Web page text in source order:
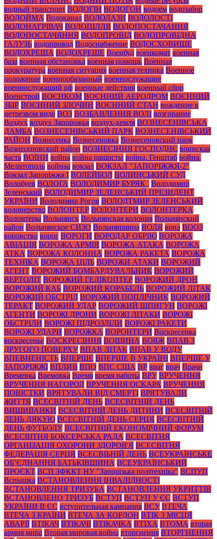
водный транспорт ВОДОГІН ВОДОГОН водоем водозабор
ВОДОЙМА Водоканал ВОДОЛАЗИ ВОДОЛОСТІ
ВОДОНАГРІВАЧ ВОДОПІЛЛЯ ВОДОПОСТАЧАННЯ
ВОДОПОСТАЧЯННЯ ВОДОПРОВІД ВОДОПРОВІДНА
ГАЛУЗЬ водопровод Водоснабжение ВОДОСХОВИЩЕ
ВОДОХРЕЩА ВОДОХРЕЩЕ Военбуд военкомат военная
база военная обстановка военная помощь Военная
прокуратура военная ситуация военная техника Военное
положение военнообязанный военнослужащие
военнослужащий рф военные действия военный сбор
Военстрой ВОЄНКОМ ВОЄННИЙ АЕРОДРОМ ВОЄННИЙ
ЗБІР ВОЄННИЙ ЗЛОЧИН ВОЄННИЙ СТАН вождение в
нетрезвом виде ВОЗ ВОЗБАВЛЕННЯ ВОЛІ возгорание
Воздух воздух Запорожья воздух-хемля ВОЗНЕСЕНІВСЬКА
ДАМБА ВОЗНЕСЕНІВСЬКИЙ ПАРК ВОЗНЕСЕНІВСЬКИЙ
РАЙОН Вознесенка Вознесеновка Вознесеновский парк
Вознесеновский район ВОЗНЕСІННЯ ГОСПОДНЄ воинская
часть ВОЇНИ война война рашисты война. Генштаб война.
Мелитополь войнаа вокзал ВОКЗАЛ "ЗАПОРІЖЖЯ-2"
Вокзал Запоріжжя І ВОЛЕЙБОЛ ВОЛИНСЬКИЙ СУД
Волобуев ВОЛОГА ВОЛОДИМИР БУРЯК_
Володимир
Зеленський ВОЛОДИМИР ЗЕЛЕНСЬКИЙ ПРЕЗИДЕНТ
УКРАЇНИ Володимир Рогов ВОЛОДТМИР ЗЕЛЕНСЬКИЙ
волонерство ВОЛОНТЕР ВОЛОНТЕРИ ВОЛОНТЕРКА
Волонтеры Вольнянск Вольнянская колония Вольнянский
район Вольнянское СИЗО Вольнянщина ВОЛЯ вона ВООЗ
воровство ворог ВОРОГИ ВОРОДАР ОБРІЮ ВОРОЖА
АВІАЦІЯ ВОРОЖА АРМІЯ ВОРОЖА АТАКА ВОРОЖА
АТКА ВОРОЖА КОЛОННА ВОРОЖА РАКЕТА ВОРОЖА
ТЕХНІКА ВОРОЖА ЦІЛЬ ВОРОЖИ АТАКИ ВОРОЖИЙ
АГЕНТ ВОРОЖИЙ БОМБАРДУВАЛЬНИК ВОРОЖИЙ
ВЕРТОЛІТ ВОРОЖИЙ ГЕЛІКОПТЕР ВОРОЖИЙ ДРОН
ВОРОЖИЙ КАБ ВОРОЖИЙ КОРАБЕЛЬ ВОРОЖИЙ ЛІТАК
ВОРОЖИЙ ОБСТРІЛ ВОРОЖИЙ ПОПЛІЧНИК ВОРОЖИЙ
ТЕРАКТ ВОРОЖИЙ УДАР ВОРОЖИЙ ШПИГУН ВОРОЖІ
АГЕНТИ ВОРОЖІ ДРОНИ ВОРОЖІ ЛІТАКИ ВОРОЖІ
ОБСТРІЛИ ВОРОЖІ ПІДРОЗДІЛИ ВОРОЖІ РАКЕТИ
ВОРОЖІ УДАРИ ВОРОЖКА ВОРОНТЕРИ Воскресенка
воскресенье ВОСКРЕСІННЯ ВОЩИНА ВОЯЖ ВПАВ З
ДРУГОГО ПОВЕРХУ ВПАВ ЛІТАК ВПАВ У ВОДУ
ВПЕВНЕНІСТЬ ВПЕРШЕ ВПЕРШЕ В УКРАЇНІ ВПЕРШЕ У
ЗАПОРІЖЖІ ВПЛИВ ВПО ВПС США ВР враг врач Врачи
Времевка Времовка Время время работы ВРУ ВРУЧЕННЯ
ВРУЧЕННЯ НАГОРОД ВРУЧЕННЯ ОСКАРА ВРУЧЕННЯ
ПОВІСТКИ ВРЯТУВАЛИ ВІД СМЕРТІ ВРЯТУВАЛИ
ЖИТТЯ ВСЕСВІТНІЙ ДЕНЬ ВСЕСВІТНІЙ ДЕНЬ
ВИШИВАНКИ ВСЕСВІТНІЙ ДЕНЬ ДИТИНИ ВСЕСВІТНІЙ
ДЕНЬ ДЯКУЮ ВСЕСВІТНІЙ ДЕНЬ СЕРЦЯ ВСЕСВІТНІЙ
ДЕНЬ ФУТБОЛУ ВСЕСВІТНІЙ ЕКОНОМІЧНИЙ ФОРУМ
ВСЕСВІТНЯ БОКСЕРСЬКА РАДА ВСЕСВІТНЯ
ОРГАНІЗАЦІЯ ОХОРОНИ ЗДОРОВ'Я ВСЕСВІТНЯ
ФЕДЕРАЦІЯ СЕРЦЯ ВСЕСВІЬНІЙ ДЕНЬ ВСЕУКРАЇНСЬКЕ
ОБ’ЄДНАННЯ БАТЬКІВЩИНА ВСЕУКРАЇНСЬКИЙ
ПРОЄКТ ВСП ЗФККТ НУ "Запорізька політехніка" ВСПУП
Вспышка ВСТАНОВЛЕННЯ ІНВАЛІДНОСТІ
ВСТАНОВЛЕННЯ ТРИЗУБА ВСТАНОВЛЕННЯ УКРИТТІВ
ВСТАНОВЛЕНО ТРИЗУБ ВСТУП ВСТУП У ЄС ВСТУП
УКРАЇНИ В ЄС вступительная кампания ВСУ ВТЕЧА
ВТЕЧА З КРАЇНИ ВТЕЧА ЗА КОРДОН ВТІК З МІСЦЯ
АВАРІЇ ВТІКАЧ ВТІКАЧІ ВТІКАЧКА ВТІХА ВТОМА вторая
армия мира Вторая мировая война вторгнення ВТОРГНЕННЯ